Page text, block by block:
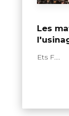
Les
Ets F....